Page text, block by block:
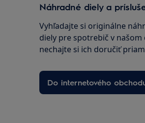
Náhradné diely a
Vyhľadajte si originálne
diely pre spotrebič v našom
nechajte si ich doručiť
Do internetového